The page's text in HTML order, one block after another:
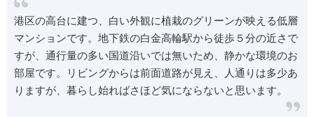
港区の高台に建つ、白い外観に植栽のグリーンが映える低層
マンションです。地下鉄の白金高輪駅から徒歩５分の近さで
すが、通行量の多い国道沿いでは無いため、静かな環境のお
部屋です。リビングからは前面道路が見え、人通りは多少あ
りますが、暮らし始ればさほど気にならないと思います。